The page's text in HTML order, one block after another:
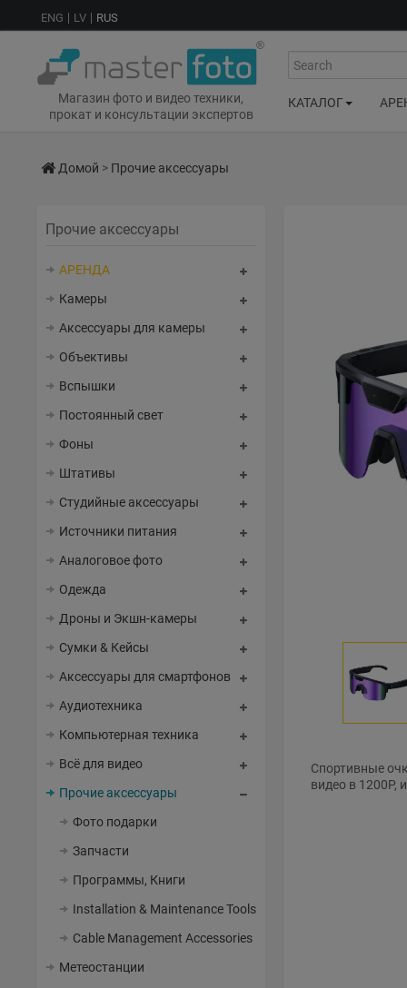
ENG LV RUS
Магазин фото и видео техники,
прокат и консультации экспертов
Search
КАТАЛОГ
Домой > Прочие аксессуары
Прочие аксессуары
АРЕНДА
Камеры
Аксессуары для камеры
Объективы
Вспышки
Постоянный свет
Фоны
Штативы
Студийные аксессуары
Источники питания
Аналоговое фото
Одежда
Дроны и Экшн-камеры
Сумки & Кейсы
Аксессуары для смартфонов
Аудиотехника
Компьютерная техника
Всё для видео
Прочие аксессуары
Фото подарки
Запчасти
Программы, Книги
Installation & Maintenance Tools
Cable Management Accessories
Метеостанции
Спортивные
видео в 1200P,